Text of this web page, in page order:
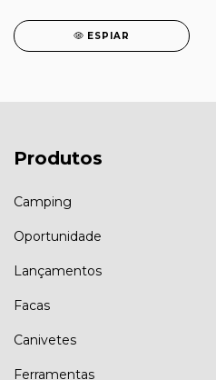
ESPIAR
Produtos
Camping
Oportunidade
Lançamentos
Facas
Canivetes
Ferramentas